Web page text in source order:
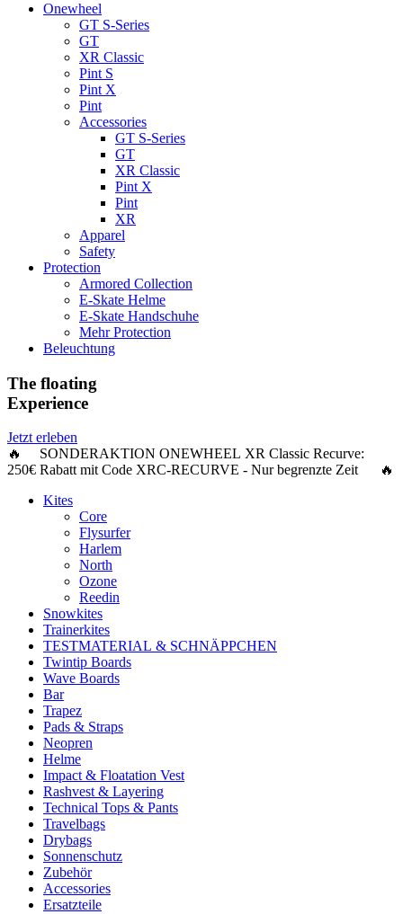
Onewheel
GT S-Series
GT
XR Classic
Pint S
Pint X
Pint
Accessories
GT S-Series
GT
XR Classic
Pint X
Pint
XR
Apparel
Safety
Protection
Armored Collection
E-Skate Helme
E-Skate Handschuhe
Mehr Protection
Beleuchtung
The floating
Experience
Jetzt erleben
🔥 SONDERAKTION ONEWHEEL XR Classic Recurve:
250€ Rabattmit Code XRC-RECURVE - Nur begrenzte Zeit 🔥
Kites
Core
Flysurfer
Harlem
North
Ozone
Reedin
Snowkites
Trainerkites
TESTMATERIAL & SCHNÄPPCHEN
Twintip Boards
Wave Boards
Bar
Trapez
Pads & Straps
Neopren
Helme
Impact & Floatation Vest
Rashvest & Layering
Technical Tops & Pants
Travelbags
Drybags
Sonnenschutz
Zubehör
Accessories
Ersatzteile